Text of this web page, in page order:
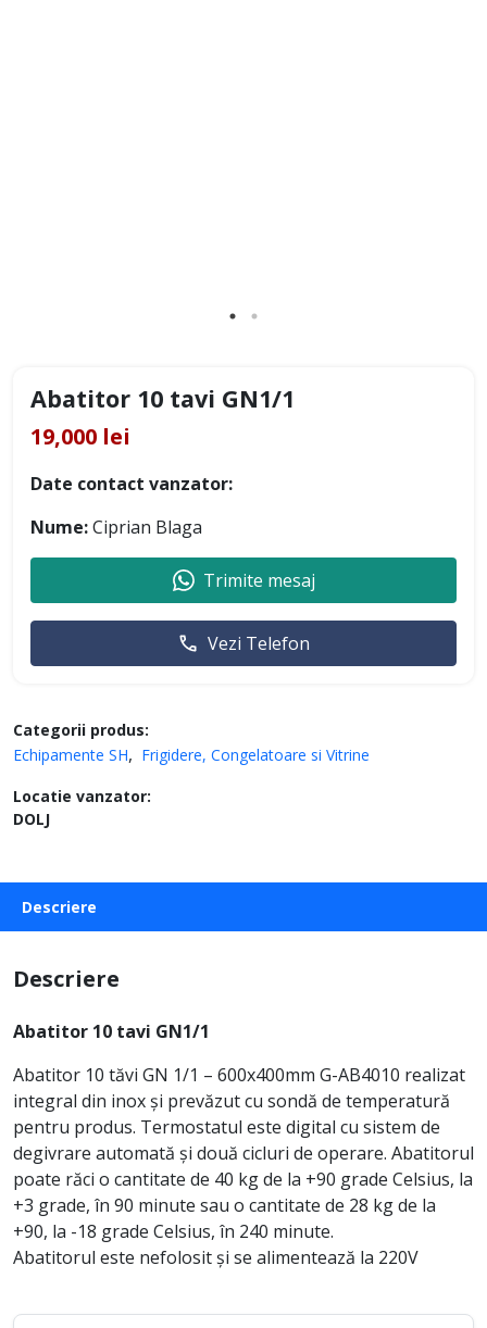
Categorii produs:
Echipamente SH
Frigidere, Congelatoare si Vitrine
Locatie vanzator:
DOLJ
Abatitor 10 tavi GN1/1
19,000 lei
Date contact vanzator:
Nume:Ciprian Blaga
Trimite mesaj
Vezi Telefon
Descriere
Descriere
Abatitor 10 tavi GN1/1
Abatitor 10 tăvi GN 1/1 – 600x400mm G-AB4010 realizat
integral din inox și prevăzut cu sondă de temperatură
pentru produs. Termostatul este digital cu sistem de
degivrare automată și două cicluri de operare. Abatitorul
poate răci o cantitate de 40 kg de la +90 grade Celsius, la
+3 grade, în 90 minute sau o cantitate de 28 kg de la
+90, la -18 grade Celsius, în 240 minute.
Abatitorul este nefolosit și se alimentează la 220V